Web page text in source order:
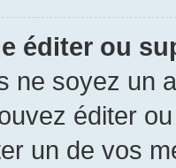
éditer ou
ne soyez un
éditer
un de vos